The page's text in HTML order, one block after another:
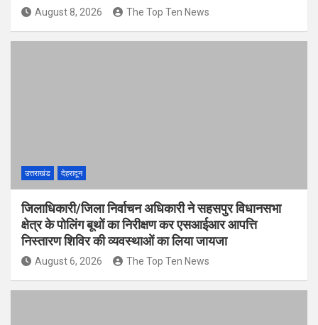
August 8, 2026 The Top Ten News
उत्तराखंड देहरादून
जिलाधिकारी/जिला निर्वाचन अधिकारी ने सहसपुर विधानसभा
क्षेत्र के पोलिंग बूथों का निरीक्षण कर एसआईआर आपत्ति
निस्तारण शिविर की व्यवस्थाओं का लिया जायजा
August 6, 2026 The Top Ten News